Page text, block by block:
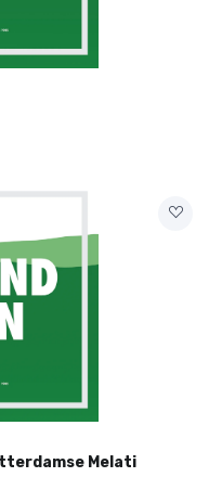
Melati